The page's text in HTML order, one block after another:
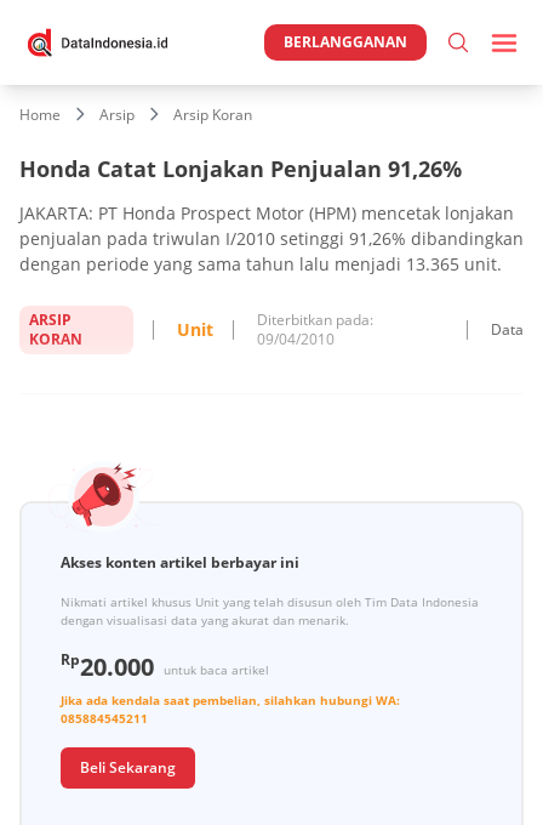
BERLANGGANAN
Home Arsip Arsip Koran
Honda Catat Lonjakan Penjualan 91,26%
JAKARTA: PT Honda Prospect Motor (HPM) mencetak lonjakan
penjualan pada triwulan I/2010 setinggi 91,26% dibandingkan
dengan periode yang sama tahun lalu menjadi 13.365 unit.
ARSIP
KORAN
Unit
Diterbitkan pada:
09/04/2010
Data
Akses konten artikel berbayar ini
Nikmati artikel khusus Unit yang telah disusun oleh Tim Data Indonesia
dengan visualisasi data yang akurat dan menarik.
Rp20.000
untuk baca artikel
Jika ada kendala saat pembelian, silahkan hubungi WA:
085884545211
Beli Sekarang